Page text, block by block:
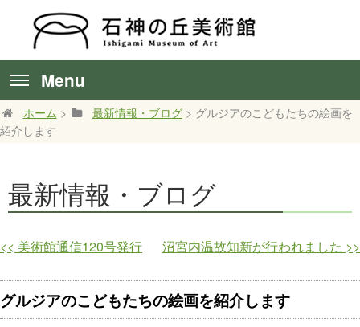
Menu
ホーム > 最新情報・ブログ > グルジアのこどもたちの絵画を
紹介します
最新情報・ブログ
<< 美術館通信120号発行 沼宮内温故知新が行われました >>
グルジアのこどもたちの絵画を紹介します